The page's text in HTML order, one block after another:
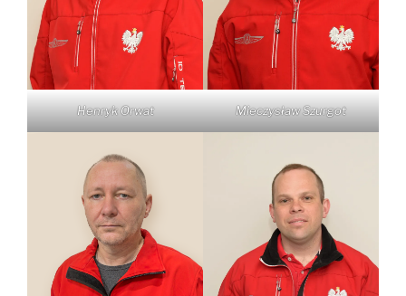
Henryk Orwat Mieczysław Szurgot